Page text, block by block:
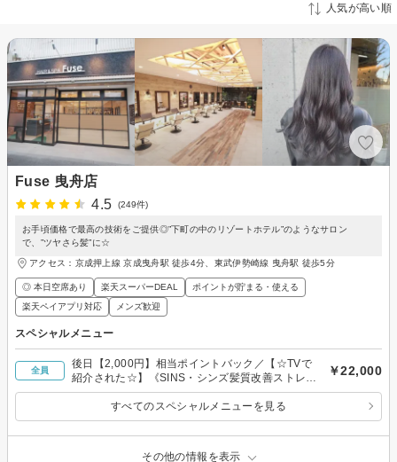
人気が高い順
Fuse 曳舟店
4.5
(249件)
お手頃価格で最高の技術をご提供◎”下町の中のリゾートホテル”のようなサロン
で、”ツヤさら髪”に☆
アクセス：京成押上線 京成曳舟駅 徒歩4分、東武伊勢崎線 曳舟駅 徒歩5分
◎ 本日空席あり 楽天スーパーDEAL
ポイントが貯まる・使える
楽天ペイアプリ対応
メンズ歓迎
スペシャルメニュー
全員
後日【2,000円】相当ポイントバック／【☆TVで
紹介された☆】《SINS・シンズ髪質改善ストレー
ト》
￥22,000
すべてのスペシャルメニューを見る
その他の情報を表示